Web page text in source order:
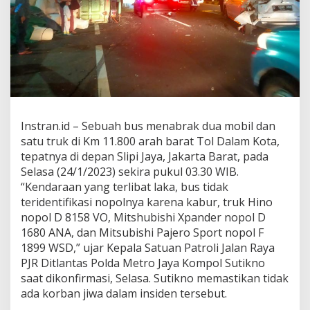
o
b
i
l
d
i
T
a
l
a
m
K
o
t
a
A
a
h
T
o
Instran.id – Sebuah bus menabrak dua mobil dan
satu truk di Km 11.800 arah barat Tol Dalam Kota,
tepatnya di depan Slipi Jaya, Jakarta Barat, pada
Selasa (24/1/2023) sekira pukul 03.30 WIB.
“Kendaraan yang terlibat laka, bus tidak
teridentifikasi nopolnya karena kabur, truk Hino
nopol D 8158 VO, Mitshubishi Xpander nopol D
1680 ANA, dan Mitsubishi Pajero Sport nopol F
1899 WSD,” ujar Kepala Satuan Patroli Jalan Raya
PJR Ditlantas Polda Metro Jaya Kompol Sutikno
saat dikonfirmasi, Selasa. Sutikno memastikan tidak
ada korban jiwa dalam insiden tersebut.